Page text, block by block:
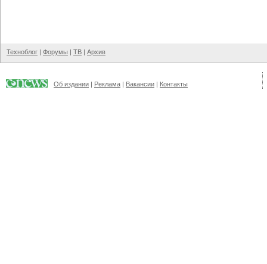
Техноблог | Форумы | ТВ | Архив
Об издании | Реклама | Вакансии | Контакты